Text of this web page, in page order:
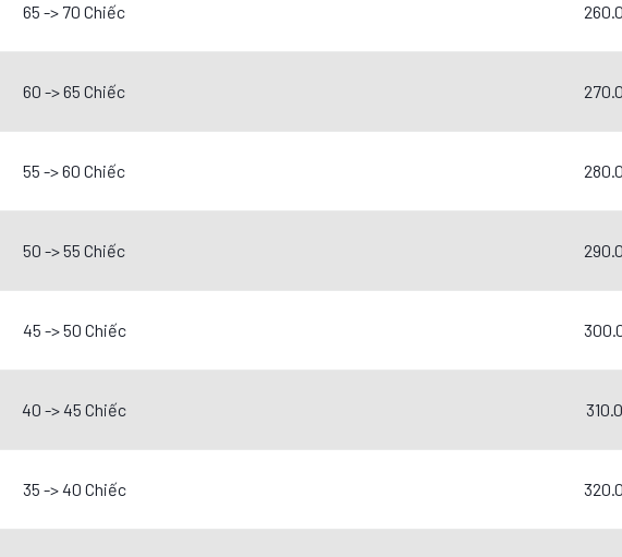
65 -> 70 Chiếc
60 -> 65 Chiếc
55 -> 60 Chiếc
50 -> 55 Chiếc
45 -> 50 Chiếc
40 -> 45 Chiếc
35 -> 40 Chiếc